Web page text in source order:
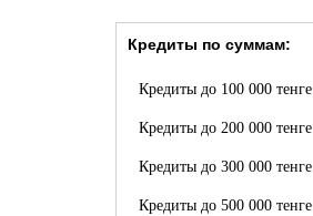
Кредиты по суммам:
Кредиты до 100 000 тенге
Кредиты до 200 000 тенге
Кредиты до 300 000 тенге
Кредиты до 500 000 тенге